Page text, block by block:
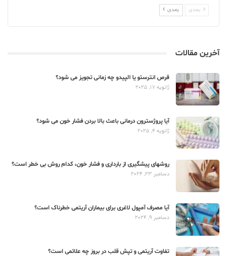
بعدی بعدی
آخرین مقالات
قرص انترستو یا الپیدو چه زمانی تجویز می شود؟
ژانویه 17, 2025
آیا پروژسترون درمانی باعث بالا بردن فشار خون می شود؟
ژانویه 4, 2025
روشهای پیشگیری از بارداری و فشار خون، کدام روش بی خطر است؟
دسامبر 23, 2024
آیا مصرف آمپول لاغری برای بیماران آریتمی خطرناک است؟
دسامبر 9, 2024
تفاوت آریتمی و تپش قلب در بروز چه علائمی است؟